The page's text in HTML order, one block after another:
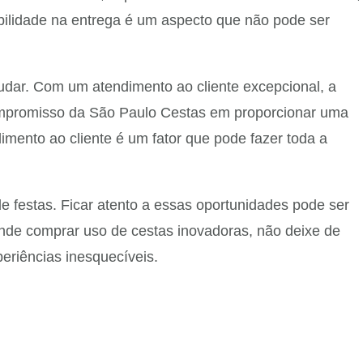
na entrega é um aspecto que não pode ser
Com um atendimento ao cliente excepcional, a
da São Paulo Cestas em proporcionar uma
ao cliente é um fator que pode fazer toda a
festas. Ficar atento a essas oportunidades pode ser
comprar uso de cestas inovadoras, não deixe de
inesquecíveis.